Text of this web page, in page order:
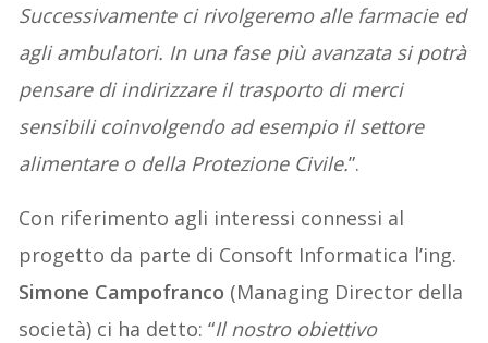
Successivamente ci rivolgeremo alle farmacie ed
agli ambulatori. In una fase più avanzata si potrà
pensare di indirizzare il trasporto di merci
sensibili coinvolgendo ad esempio il settore
alimentare o della Protezione Civile.”.
Con riferimento agli interessi connessi al
progetto da parte di Consoft Informatica l’ing.
Simone Campofranco (Managing Director della
società) ci ha detto: “Il nostro obiettivo